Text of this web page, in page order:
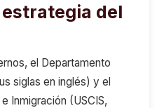
del
el Departamento
siglas en inglés) y el
Inmigración (USCIS,